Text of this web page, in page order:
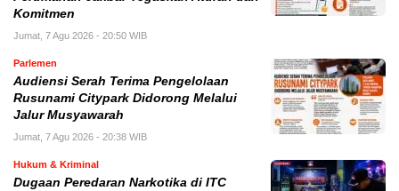
Komitmen
Jumat, 7 Agu 2026 - 20:50 WIB
Parlemen
Audiensi Serah Terima Pengelolaan
Rusunami Citypark Didorong Melalui
Jalur Musyawarah
Jumat, 7 Agu 2026 - 20:38 WIB
Hukum & Kriminal
Dugaan Peredaran Narkotika di ITC